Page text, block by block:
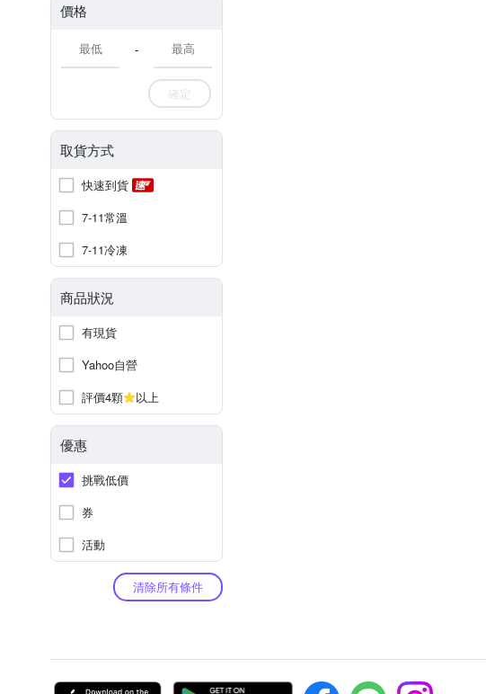
價格
-
確定
取貨方式
快速到貨
7-11常溫
7-11冷凍
商品狀況
有現貨
Yahoo自營
評價4顆
以上
優惠
挑戰低價
券
活動
清除所有條件